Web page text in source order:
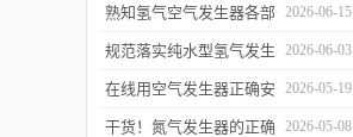
规的关键前提
气空气发生器满足实验室
长期稳定用气需求
熟知氢气空气发生器各部
件功能与特性维持实验供
气工况稳定
2026-06-15
规范落实纯水型氢气发生
器操作流程是保障实验供
气稳定合规的关键
2026-06-03
在线用空气发生器正确安
装方法及关键要点专业分
2026-05-19
干货！氮气发生器的正确 2026-05-08